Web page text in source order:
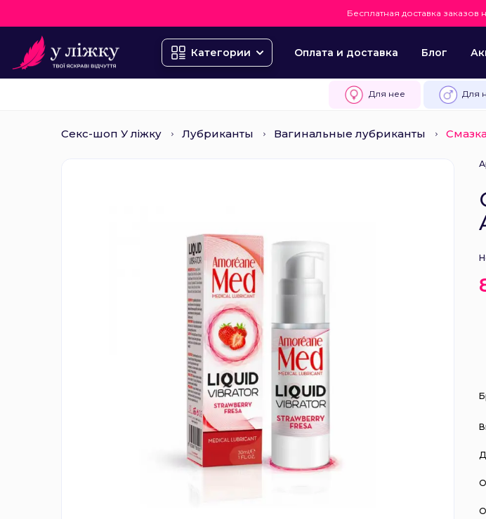
Бесплатная доставка
Категории Оплата и доставка Блог
Для нее Для
Секс-шоп У ліжку Лубриканты Вагинальные лубриканты